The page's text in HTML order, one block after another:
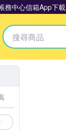
務中心信箱App下載
Yahoo拍賣